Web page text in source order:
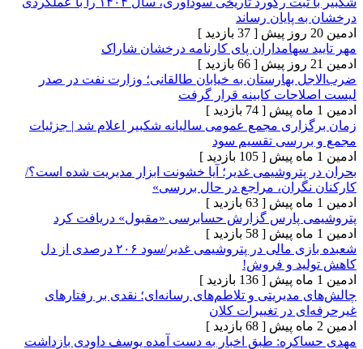
رساند
[ 37 بازدید ]
سهامداران پای کارنامه درخشان شاراک
[ 66 بازدید ]
به خیابان طالقانی؛ وزارت نفت در صدر
کابینه قرار گرفت
[ 74 بازدید ]
مجمع عمومی سالیانه شکبیر اعلام شد | جزئیات
تقسیم سود
[ 105 بازدید ]
غدیر؛ آیا خشونت ابزار مدیریت شده است؟/
مراجع در حال بررسی»
[ 63 بازدید ]
پارس گزارش حسابرسی «مقبول» دریافت کرد
[ 58 بازدید ]
شعبده بازی مالی در پتروشیمی‌ غدیر/سود ۲۰۶ درصدی از دل
و فروش!
[ 136 بازدید ]
و تلاطم‌های رسانه‌ای؛ نقدی بر رفتارهای
در تغییرات کلان
[ 68 بازدید ]
طبق اخبار به دست آمده یوسف داودی بازداشت